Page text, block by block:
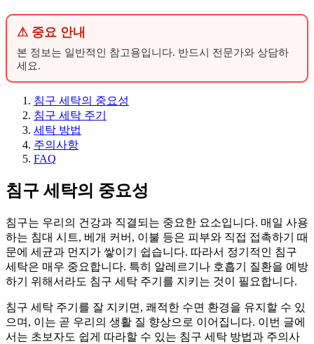
⚠ 중요 안내
본 정보는 일반적인 참고용입니다. 반드시 전문가와 상담하
세요.
침구 세탁의 중요성
침구 세탁 주기
세탁 방법
주의사항
FAQ
침구 세탁의 중요성
침구는 우리의 건강과 직결되는 중요한 요소입니다. 매일 사용
하는 침대 시트, 베개 커버, 이불 등은 피부와 직접 접촉하기 때
문에 세균과 먼지가 쌓이기 쉽습니다. 따라서 정기적인 침구
세탁은 매우 중요합니다. 특히 알레르기나 호흡기 질환을 예방
하기 위해서라도 침구 세탁 주기를 지키는 것이 필요합니다.
침구 세탁 주기를 잘 지키면, 쾌적한 수면 환경을 유지할 수 있
으며, 이는 곧 우리의 생활 질 향상으로 이어집니다. 이번 글에
서는 초보자도 쉽게 따라할 수 있는 침구 세탁 방법과 주의사